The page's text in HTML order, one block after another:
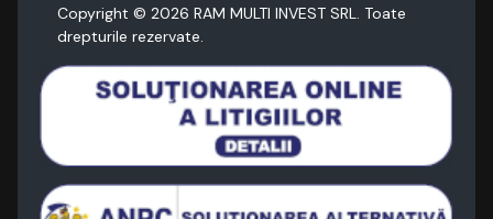
Copyright © 2026 RAM MULTI INVEST SRL. Toate
drepturile rezervate.